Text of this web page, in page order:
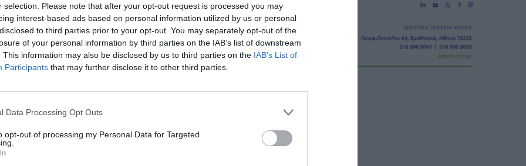
selection. Please note that after your opt-out request is processed you may
interest-based ads based on personal information utilized by us or personal
to third parties prior to your opt-out. You may separately opt-out of the
of your personal information by third parties on the IAB’s list of downstream
This information may also be disclosed by us to third parties on the IAB’s List of
Participants that may further disclose it to other third parties.
Data Processing Opt Outs
opt-out of processing my Personal Data for Targeted
στη ΔΕΘ
φαίνεται να πέτυχε τον πρώτο στόχο των
ότι «κάποιο μέτρο τους αφορά
τη συνολική εκλογική επιρροή της ΝΔ.
δύσπιστη: μόνο το 22% δηλώνει
77% εκφράζει δυσαρέσκεια.